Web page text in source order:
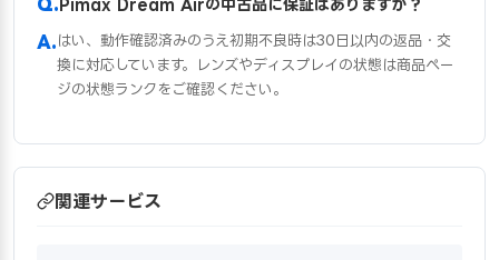
Pimax Dream Airの中古品に保証はありますか？
はい、動作確認済みのうえ初期不良時は30日以内の返品・交
換に対応しています。レンズやディスプレイの状態は商品ペー
ジの状態ランクをご確認ください。
関連サービス